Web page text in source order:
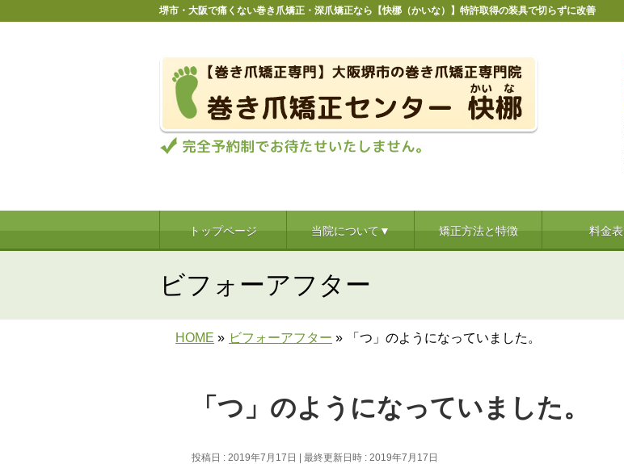
堺市・大阪で痛くない巻き爪矯正・深爪矯正なら【快梛（かいな）】特許取得の装具で切らずに改善
トップページ 当院について▼ 矯正方法と特徴 料金表
ビフォーアフター
HOME » ビフォーアフター » 「つ」のようになっていました。
「つ」のようになっていました。
投稿日 : 2019年7月17日 最終更新日時 : 2019年7月17日